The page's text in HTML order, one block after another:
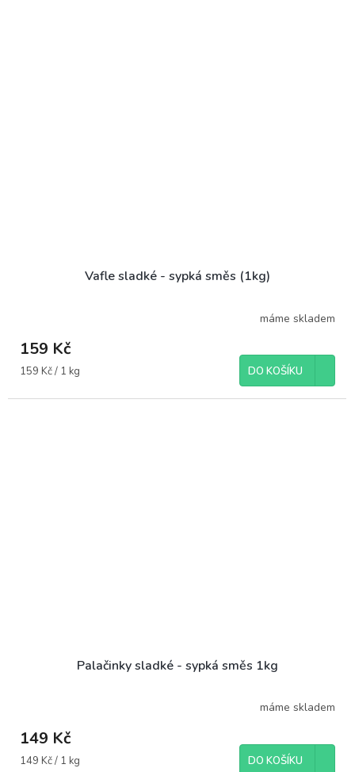
Vafle sladké - sypká směs (1kg)
máme skladem
159 Kč
Měrná
159 Kč / 1 kg DO KOŠÍKU
Palačinky sladké - sypká směs 1kg
máme skladem
149 Kč
Měrná
149 Kč / 1 kg DO KOŠÍKU